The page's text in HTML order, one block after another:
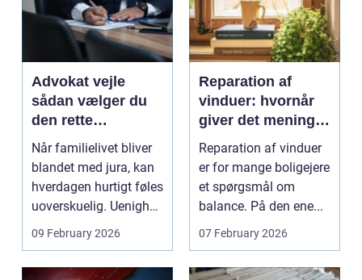
Advokat vejle
sådan vælger du
den rette
familieretsadvokat
Når familielivet bliver
blandet med jura, kan
hverdagen hurtigt føles
uoverskuelig. Uenighed
om børn...
09 February 2026
Reparation af
vinduer: hvornår
giver det mening,
og hvad skal du
vælge?
Reparation af vinduer
er for mange boligejere
et spørgsmål om
balance. På den ene...
07 February 2026